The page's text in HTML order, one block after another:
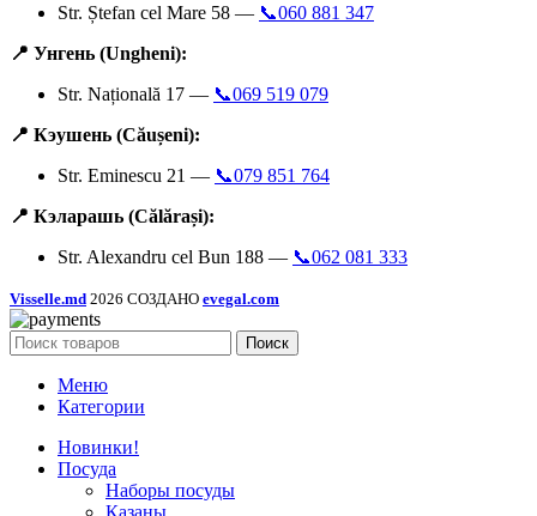
Str. Ștefan cel Mare 58 — 📞060 881 347
📍 Унгень (Ungheni):
Str. Națională 17 — 📞069 519 079
📍 Кэушень (Căușeni):
Str. Eminescu 21 — 📞079 851 764
📍 Кэларашь (Călărași):
Str. Alexandru cel Bun 188 — 📞062 081 333
Visselle.md 2026 СОЗДАНО evegal.com
Поиск
Меню
Категории
Новинки!
Посуда
Наборы посуды
Казаны